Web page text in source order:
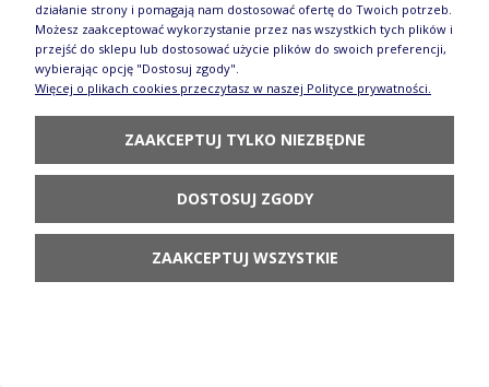
Dzwonek GU857DEKDU182
94,90 zł
POWIADOM O
DOSTĘPNOŚCI
Sosjerka V 0,45 L Bolesławiec GU1003DEK37
działanie strony i pomagają nam dostosować ofertę do Twoich potrzeb.
Możesz zaakceptować wykorzystanie przez nas wszystkich tych plików i
przejść do sklepu lub dostosować użycie plików do swoich preferencji,
wybierając opcję "Dostosuj zgody".
Więcej o plikach cookies przeczytasz w naszej Polityce prywatności.
ZAAKCEPTUJ TYLKO NIEZBĘDNE
DOSTOSUJ ZGODY
ZAAKCEPTUJ WSZYSTKIE